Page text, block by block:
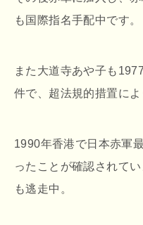
も国際指名手配中です。
また大道寺あや子も
件で、超法規的措置によ
1990年香港で日本赤軍
ったことが確認されて
も逃走中。